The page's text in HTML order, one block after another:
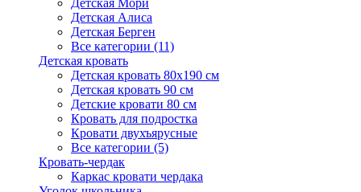
Детская Мори
Детская Алиса
Детская Берген
Все категории (11)
Детская кровать
Детская кровать 80х190 см
Детская кровать 90 см
Детские кровати 80 см
Кровать для подростка
Кровати двухъярусные
Все категории (5)
Кровать-чердак
Каркас кровати чердака